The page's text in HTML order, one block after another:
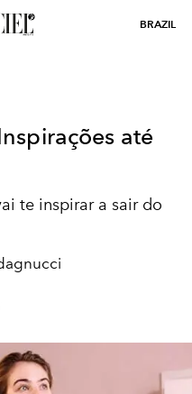
BRAZIL
até
te inspirar a sair do